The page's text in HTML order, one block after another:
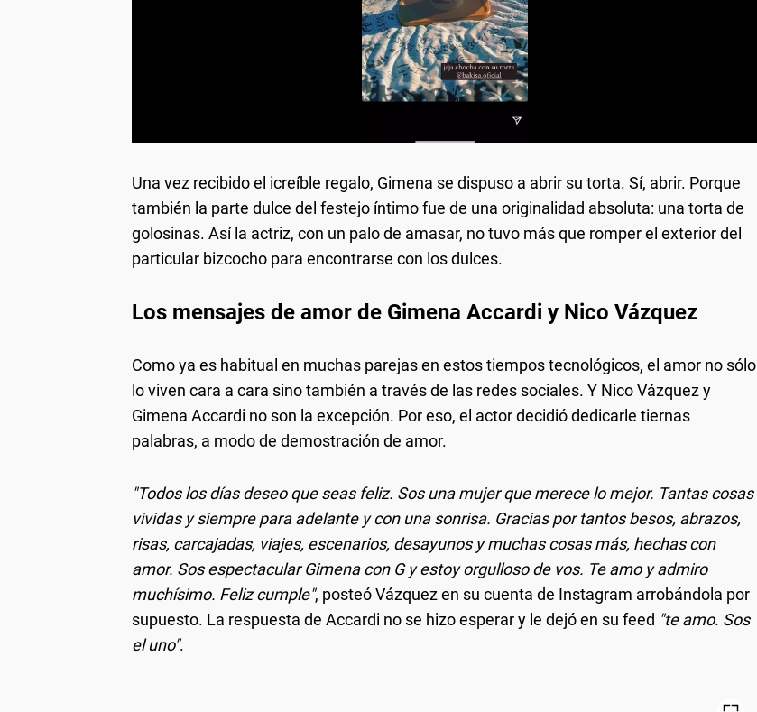
Una vez recibido el icreíble regalo, Gimena se dispuso a abrir su torta. Sí, abrir. Porque
también la parte dulce del festejo íntimo fue de una originalidad absoluta: una torta de
golosinas. Así la actriz, con un palo de amasar, no tuvo más que romper el exterior del
particular bizcocho para encontrarse con los dulces.
Los mensajes de amor de Gimena Accardi y Nico Vázquez
Como ya es habitual en muchas parejas en estos tiempos tecnológicos, el amor no sólo
lo viven cara a cara sino también a través de las redes sociales. Y Nico Vázquez y
Gimena Accardi no son la excepción. Por eso, el actor decidió dedicarle tiernas
palabras, a modo de demostración de amor.
"Todos los días deseo que seas feliz. Sos una mujer que merece lo mejor. Tantas cosas
vividas y siempre para adelante y con una sonrisa. Gracias por tantos besos, abrazos,
risas, carcajadas, viajes, escenarios, desayunos y muchas cosas más, hechas con
amor. Sos espectacular Gimena con G y estoy orgulloso de vos. Te amo y admiro
muchísimo. Feliz cumple", posteó Vázquez en su cuenta de Instagram arrobándola por
supuesto. La respuesta de Accardi no se hizo esperar y le dejó en su feed "te amo. Sos
el uno".